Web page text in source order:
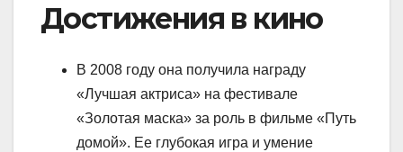
Достижения в кино
В 2008 году она получила награду
«Лучшая актриса» на фестивале
«Золотая маска» за роль в фильме «Путь
домой». Ее глубокая игра и умение